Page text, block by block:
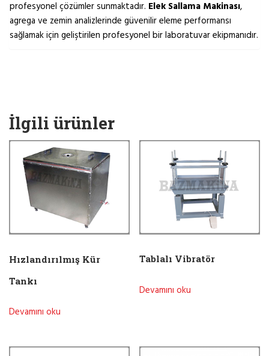
profesyonel çözümler sunmaktadır. Elek Sallama Makinası,
agrega ve zemin analizlerinde güvenilir eleme performansı
sağlamak için geliştirilen profesyonel bir laboratuvar ekipmanıdır.
İlgili ürünler
Hızlandırılmış Kür
Tankı
Devamını oku
Tablalı Vibratör
Devamını oku